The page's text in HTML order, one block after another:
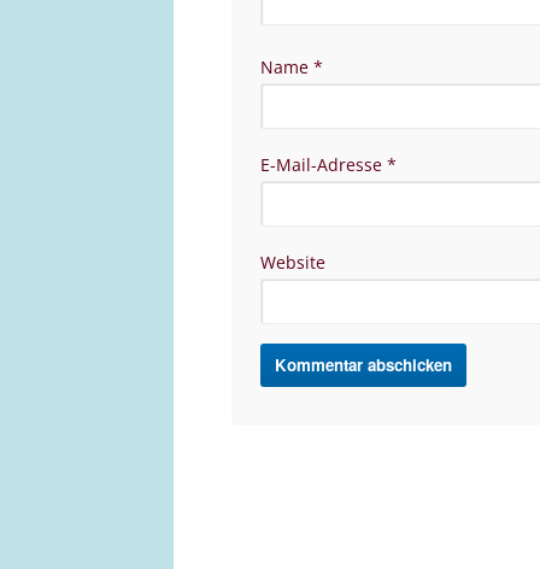
Name *
E-Mail-Adresse *
Website